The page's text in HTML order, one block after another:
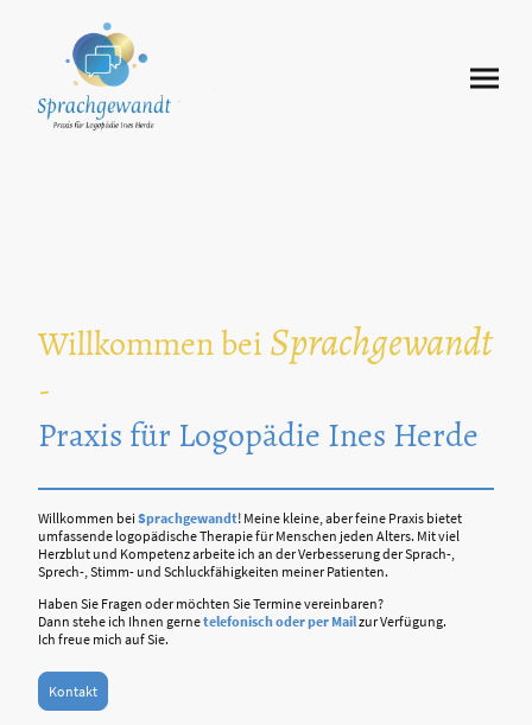
Willkommen bei Sprachgewandt
-
Praxis für Logopädie Ines Herde
Willkommen bei Sprachgewandt! Meine kleine, aber feine Praxis bietet
umfassende logopädische Therapie für Menschen jeden Alters. Mit viel
Herzblut und Kompetenz arbeite ich an der Verbesserung der Sprach-,
Sprech-, Stimm- und Schluckfähigkeiten meiner Patienten.
Haben Sie Fragen oder möchten Sie Termine vereinbaren?
Dann stehe ich Ihnen gernetelefonisch oder per Mailzur Verfügung.
Ich freue mich auf Sie.
Kontakt